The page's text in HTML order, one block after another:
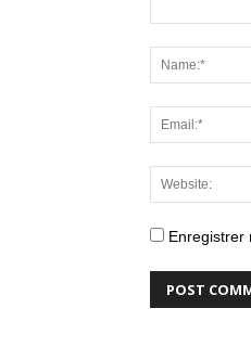
Enregistrer